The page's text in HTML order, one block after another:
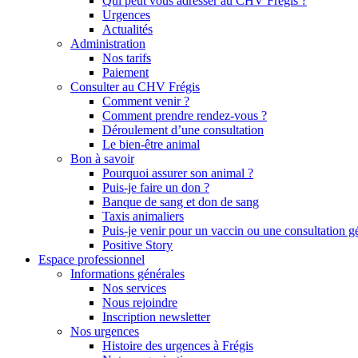
Urgences
Actualités
Administration
Nos tarifs
Paiement
Consulter au CHV Frégis
Comment venir ?
Comment prendre rendez-vous ?
Déroulement d’une consultation
Le bien-être animal
Bon à savoir
Pourquoi assurer son animal ?
Puis-je faire un don ?
Banque de sang et don de sang
Taxis animaliers
Puis-je venir pour un vaccin ou une consultation
Positive Story
Espace professionnel
Informations générales
Nos services
Nous rejoindre
Inscription newsletter
Nos urgences
Histoire des urgences à Frégis